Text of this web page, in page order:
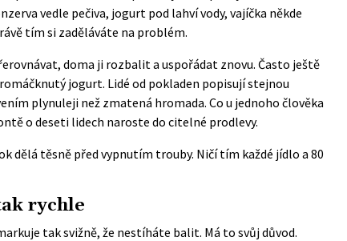
vedle pečiva, jogurt pod lahví vody, vajíčka někde
tím si zaděláváte na problém.
doma ji rozbalit a uspořádat znovu. Často ještě
jogurt. Lidé od pokladen popisují stejnou
plynuleji než zmatená hromada. Co u jednoho člověka
o deseti lidech naroste do citelné prodlevy.
dělá těsně před vypnutím trouby. Ničí tím každé jídlo a 80
rychle
tak svižně, že nestíháte balit. Má to svůj důvod.